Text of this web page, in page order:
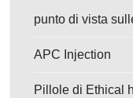
punto di vista
APC Injection
Pillole di Ethical